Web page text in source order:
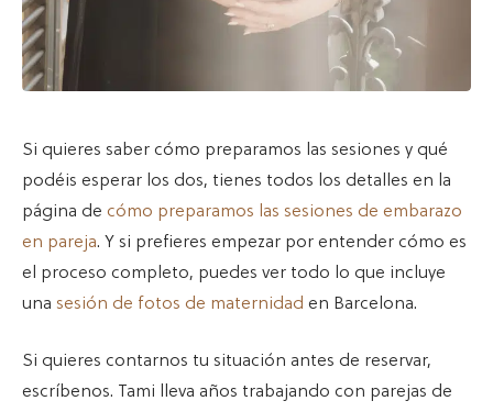
Si quieres saber cómo preparamos las sesiones y qué
podéis esperar los dos, tienes todos los detalles en la
página de cómo preparamos las sesiones de embarazo
en pareja. Y si prefieres empezar por entender cómo es
el proceso completo, puedes ver todo lo que incluye
una sesión de fotos de maternidad en Barcelona.
Si quieres contarnos tu situación antes de reservar,
escríbenos. Tami lleva años trabajando con parejas de